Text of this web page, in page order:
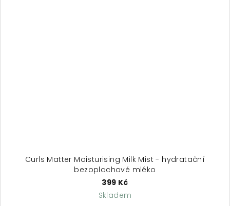
Curls Matter Moisturising Milk Mist - hydratační
bezoplachové mléko
399 Kč
Skladem